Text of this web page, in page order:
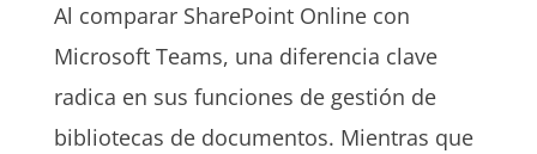
Al comparar SharePoint Online con
Microsoft Teams, una diferencia clave
radica en sus funciones de gestión de
bibliotecas de documentos. Mientras que